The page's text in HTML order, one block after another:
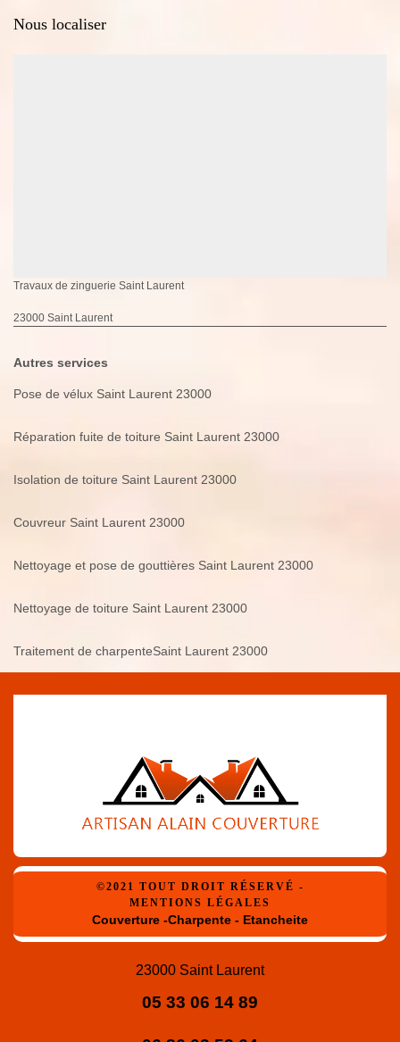
Nous localiser
Travaux de zinguerie Saint Laurent
23000 Saint Laurent
Autres services
Pose de vélux Saint Laurent 23000
Réparation fuite de toiture Saint Laurent 23000
Isolation de toiture Saint Laurent 23000
Couvreur Saint Laurent 23000
Nettoyage et pose de gouttières Saint Laurent 23000
Nettoyage de toiture Saint Laurent 23000
Traitement de charpenteSaint Laurent 23000
©2021 TOUT DROIT RÉSERVÉ -
MENTIONS LÉGALES
Couverture -Charpente - Etancheite
23000 Saint Laurent
05 33 06 14 89